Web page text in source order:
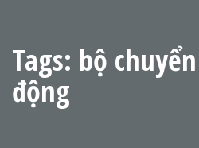
Tags: bộ
động